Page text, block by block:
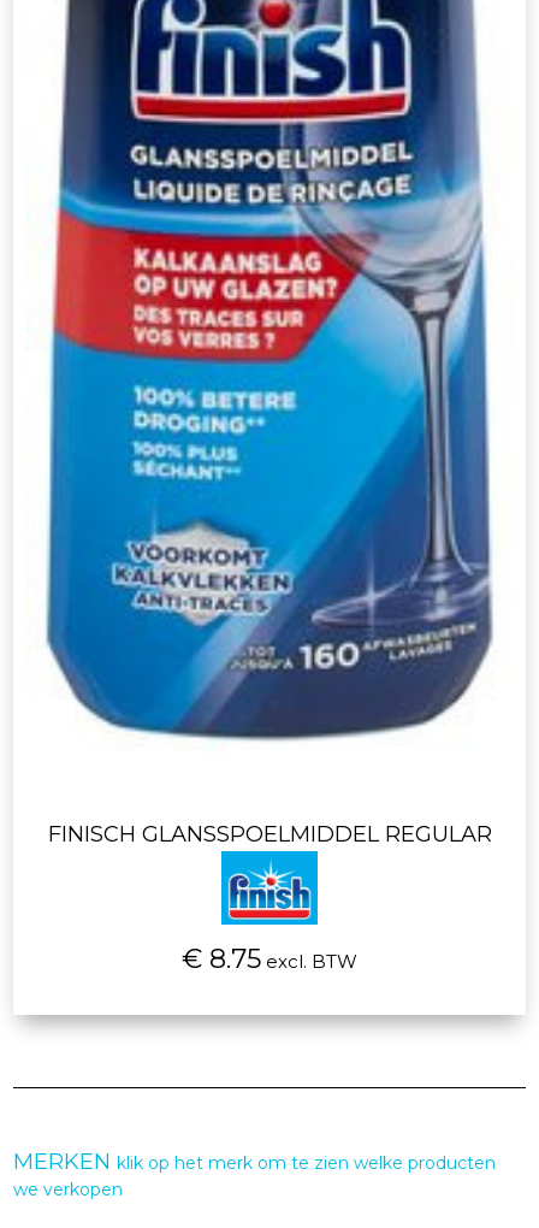
FINISCH GLANSSPOELMIDDEL REGULAR
€ 8.75 excl. BTW
MERKENklik op het merk om te zien welke producten
we verkopen